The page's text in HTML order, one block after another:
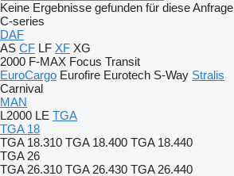
Keine Ergebnisse gefunden für diese Anfrage
C-series
DAF
AS CF LF XF XG
2000 F-MAX Focus Transit
EuroCargo Eurofire Eurotech S-Way Stralis
Carnival
MAN
L2000 LE TGA
TGA 18
TGA 18.310 TGA 18.400 TGA 18.440
TGA 26
TGA 26.310 TGA 26.430 TGA 26.440